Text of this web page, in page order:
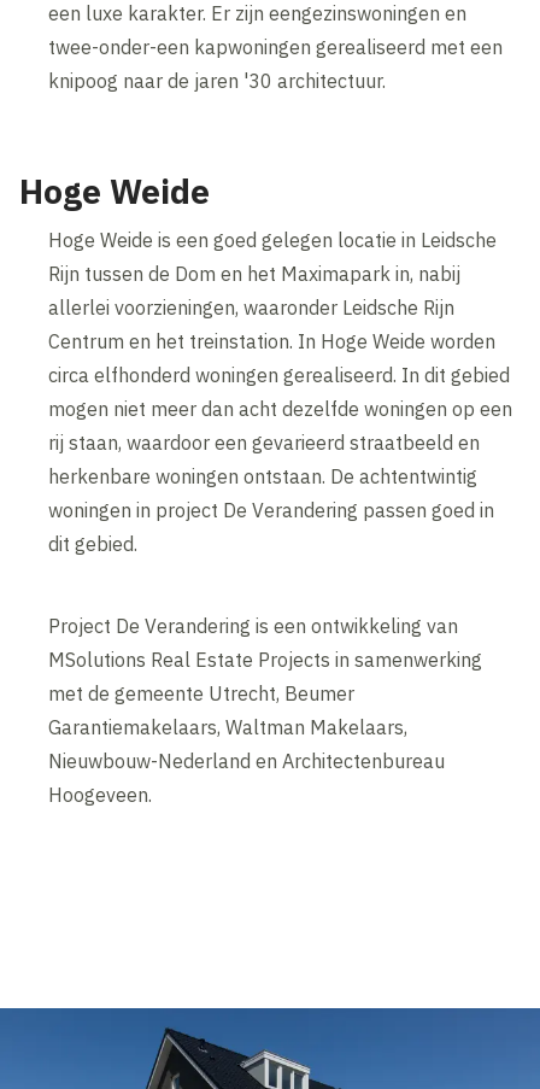
een luxe karakter. Er zijn eengezinswoningen en
twee-onder-een kapwoningen gerealiseerd met een
knipoog naar de jaren '30 architectuur.
Hoge Weide
Hoge Weide is een goed gelegen locatie in Leidsche
Rijn tussen de Dom en het Maximapark in, nabij
allerlei voorzieningen, waaronder Leidsche Rijn
Centrum en het treinstation. In Hoge Weide worden
circa elfhonderd woningen gerealiseerd. In dit gebied
mogen niet meer dan acht dezelfde woningen op een
rij staan, waardoor een gevarieerd straatbeeld en
herkenbare woningen ontstaan. De achtentwintig
woningen in project De Verandering passen goed in
dit gebied.
Project De Verandering is een ontwikkeling van
MSolutions Real Estate Projects in samenwerking
met de gemeente Utrecht, Beumer
Garantiemakelaars, Waltman Makelaars,
Nieuwbouw-Nederland en Architectenbureau
Hoogeveen.